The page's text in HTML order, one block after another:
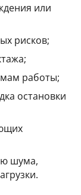
или
рисков;
работы;
остановки
шума,